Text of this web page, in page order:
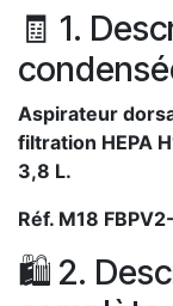
🧾 1.
Aspirateur
filtration HEPA
3,8 L.
Réf. M18
🛍️ 2.